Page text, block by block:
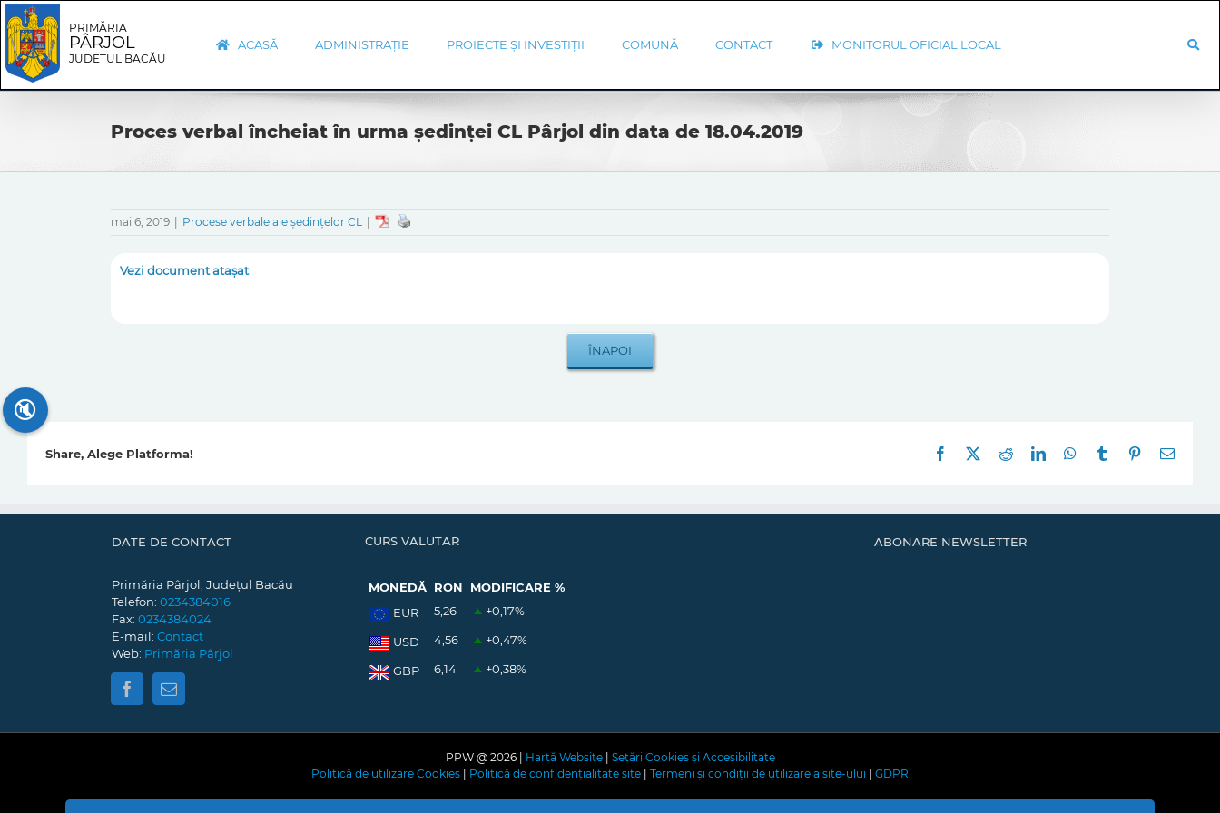
Skip
to
content
Skip
Navigation
PRIMĂRIA
PÂRJOL
JUDEȚUL BACĂU
ACASĂ ADMINISTRAȚIE PROIECTE ȘI INVESTIȚII COMUNĂ CONTACT MONITORUL OFICIAL LOCAL
Proces verbal încheiat în urma ședinței CL Pârjol din data de 18.04.2019
mai 6, 2019 Procese verbale ale ședințelor CL
Vezi document atașat
Share, Alege Platforma! Facebook RedditLinkedInWhatsApp
Tumblr Pinterest
E-
DATE DE CONTACT
Primăria Pârjol, Județul Bacău
Telefon: 0234384016
Fax: 0234384024
E-mail: Contact
Web: Primăria Pârjol
CURS VALUTAR
MONEDĂ RON
MODIFICARE %
EUR
5,26 +0,17%
USD 4,56 +0,47%
GBP 6,14 +0,38%
ABONARE NEWSLETTER
PPW @ 2026 | Hartă Website| Setări Cookies și Accesibilitate
Politică de utilizare Cookies
Politică de confidențialitate site Termeni și condiții de utilizare a site-ului GDPR
🔇